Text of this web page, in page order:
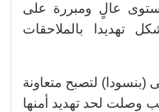
عالٍ ومبررة على
تهديدا بالملاحقات
لتصبح متعاونة
وصلت لحد تهديد أمنها